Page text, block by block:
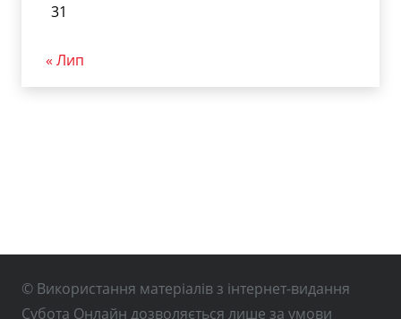
31
« Лип
© Використання матеріалів з інтернет-видання
Субота Онлайн дозволяється лише за умови